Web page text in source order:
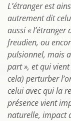
L’étranger est
autrement dit
aussi « l’étranger
freudien, ou
pulsionnel, mais
part », et qui
cela) perturber
celui avec qui la
présence vient
naturelle, impact